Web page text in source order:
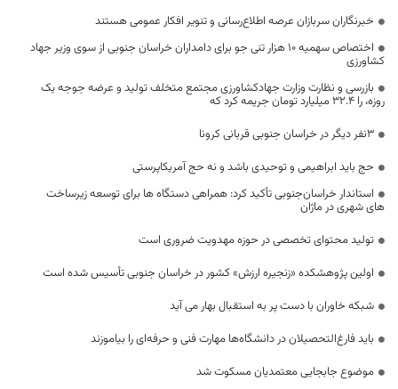
خبرنگاران سربازان عرصه اطلاع‌رسانی و تنویر افکار عمومی هستند
اختصاص سهمیه 10 هزار تنی جو برای دامداران خراسان جنوبی از سوی وزیر جهاد
کشاورزی
بازرسی و نظارت وزارت جهادکشاورزی مجتمع متخلف تولید و عرضه جوجه یک
روزه، را ۳۲.۴ میلیارد تومان جریمه کرد که
3نفر دیگر در خراسان جنوبی قربانی کرونا
حج باید ابراهیمی و توحیدی باشد و نه حج آمریکاپرستی
استاندار خراسان‌جنوبی تأکید کرد: همراهی دستگاه ها برای توسعه زیرساخت
های شهری در ماژان
تولید محتوای تخصصی در حوزه مهدویت ضروری است
اولین پژوهشکده «زنجیره ارزش» کشور در خراسان جنوبی تأسیس شده است
شبکه خاوران با دست پر به استقبال بهار می آید
باید فارغ‌التحصیلان در دانشگاه‌ها مهارت فنی و حرفه‌ای را بیاموزند
موضوع جابجایی معتمدیان مسکوت شد